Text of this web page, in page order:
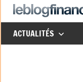
Aller
au
contenu
ACTUALITÉS